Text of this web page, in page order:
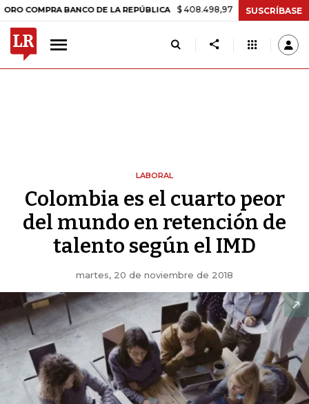
BANCO DE LA REPÚBLICA $ 408.498,97 +$ 8.753,81 +2,19%
SUSCRÍBASE
LABORAL
Colombia es el cuarto peor
del mundo en retención de
talento según el IMD
martes, 20 de noviembre de 2018